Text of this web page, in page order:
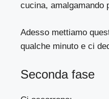
cucina, amalgamando
Adesso mettiamo
qualche minuto e ci
Seconda fase